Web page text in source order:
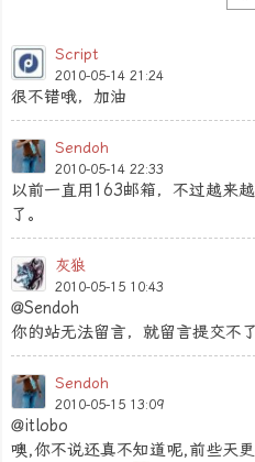
Script
2010-05-14 21:24
很不错哦，加油
Sendoh
2010-05-14 22:33
以前一直用163邮箱，不过越来
了。
灰狼
2010-05-15 10:43
@Sendoh
你的站无法留言，就留言提交不了
Sendoh
2010-05-15 13:09
@itlobo
噢,你不说还真不知道呢,前些天